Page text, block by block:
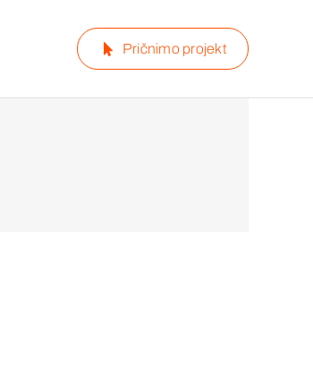
Pričnimo projekt